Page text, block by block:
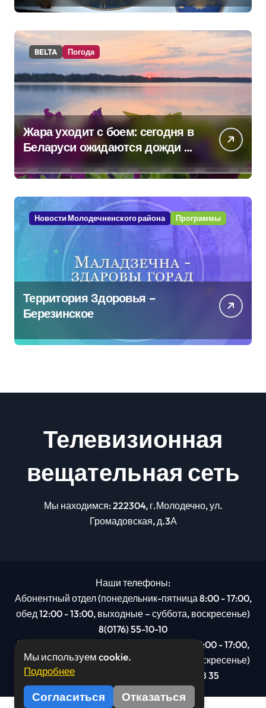
BELTA Погода
Жара уходит с боем: сегодня в
Беларуси ожидаются дожди и
грозы
Новости Молодечненского района Программы
Территория Здоровья –
Березинское
Телевизионная
вещательная сеть
Мы находимся: 222304, г.Молодечно, ул.
Громадовская, д.3А
Наши телефоны:
Абонентный отдел (понедельник-пятница 8:00 - 17:00,
обед 12:00 - 13:00, выходные – суббота, воскресенье)
8(0176) 55-10-10
Рекламный отдел (понедельник-пятница 8:00 - 17:00,
обед 12:00 - 13:00, выходные – суббота, воскресенье)
8(0176): 54 95 80, МТС +375 29 201 78 35
Мы используем cookie.
Подробнее
Согласиться Отказаться